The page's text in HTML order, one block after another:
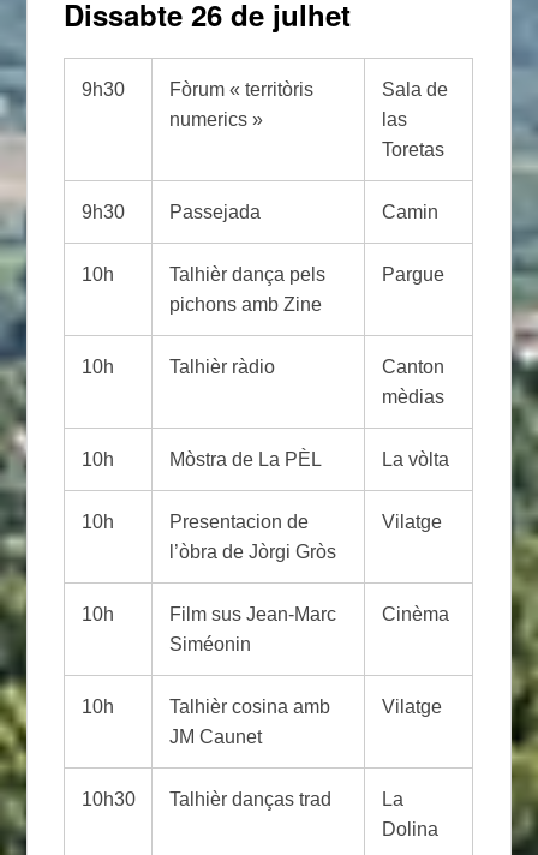
Dissabte 26 de julhet
9h30
Fòrum « territòris
numerics »
Sala de
las
Toretas
9h30 Passejada Camin
10h
Talhièr dança pels
pichons amb Zine
Pargue
10h Talhièr ràdio
Canton
mèdias
10h Mòstra de La PÈL La vòlta
10h
Presentacion de
l’òbra de Jòrgi Gròs
Vilatge
10h
Film sus Jean-Marc
Siméonin
Cinèma
10h
Talhièr cosina amb
JM Caunet
Vilatge
10h30 Talhièr danças trad
La
Dolina